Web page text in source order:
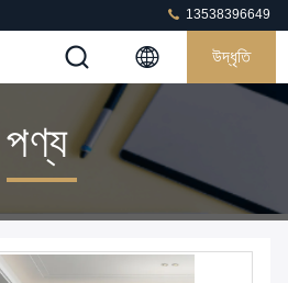
13538396649
উদ্ধৃতি
পণ্য